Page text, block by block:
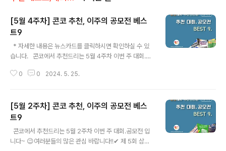
[5월 4주차] 콘코 추천, 이주의 공모전 베스
트9
​ ​ * 자세한 내용은 뉴스카드를 클릭하시면 확인하실 수 있
습니다. 콘코에서 추천드리는 5월 4주차 이번 주 대회.공
츠산업 창업아이디어 공모전 2024 스포츠업 챌린지 ✔ 온
인 최초발표 지원 ✔ 제10회 교보손글씨대회 ✔ 제 19
회 자생 동·식물 세밀화 공모전 ✔ 2024 제3회 아트코리
아 국제미술대전 ✔ 스픽 제 1회 천하제일 변명대회 ✔ 카
페봄봄 35초 영상제 공모전 ​​​자세한 내용은 콘테스트코리
아 홈페이지에서 확인하시면 도움이 됩니다~​콘테스트, 공
0 0 2024. 5. 25.
[5월 2주차] 콘코 추천, 이주의 공모전 베스
트9
​​ 콘코에서 추천드리는 5월 2주차 이번 주 대회.공모전 입
니다~ 😉여러분들의 많은 관심 바랍니다!!​​✔ 제 5회 삼천